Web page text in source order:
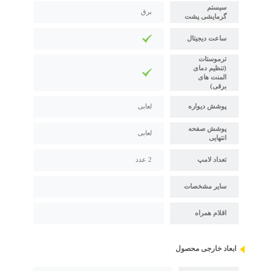
سیستم
گرمایشی پشت
برق
ساعت دیجیتال
ترموستات
(تنظیم دمای
المنت های
برقی)
پوشش دیواره لعابی
پوشش صفحه
انتهایی
لعابی
تعداد لامپ 2 عدد
سایر مشخصات
اقلام همراه
ابعاد خارجی محصول